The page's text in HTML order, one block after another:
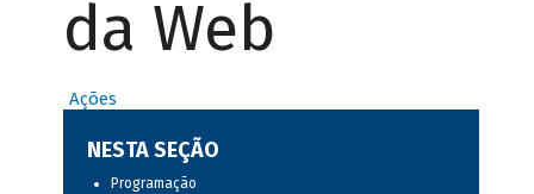
da Web
Ações
NESTA SEÇÃO
Programação